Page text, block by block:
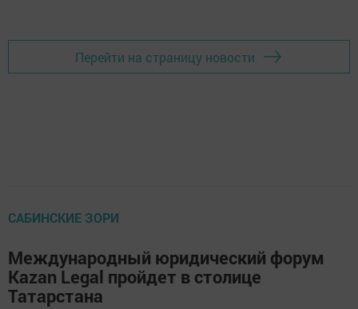
Перейти на страницу новости
САБИНСКИЕ ЗОРИ
Международный юридический форум
Kazan Legal пройдет в столице
Татарстана